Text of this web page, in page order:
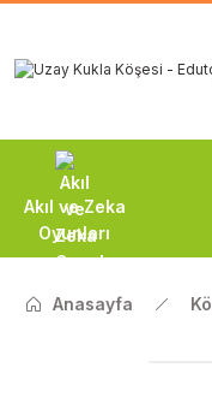
Akıl ve Zeka
Oyunları
Anasayfa